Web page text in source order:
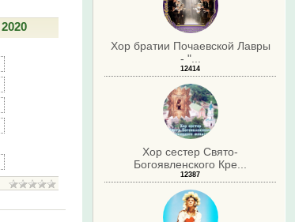
Хор братии Почаевской Лавры
- "...
12414
Хор сестер Свято-
Богоявленского Кре...
12387